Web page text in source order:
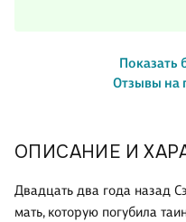
ОПИСАНИЕ И
Двадцать два года назад
мать, которую погубила
Показать
Отзывы на